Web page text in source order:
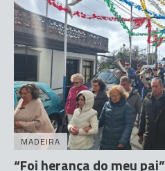
MADEIRA
“Foi herança do meu pai”